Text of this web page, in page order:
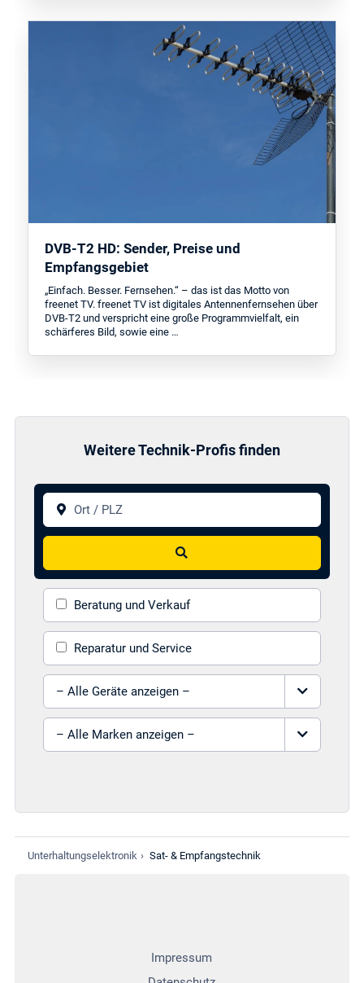
DVB-T2 HD: Sender, Preise und
Empfangsgebiet
„Einfach. Besser. Fernsehen.“ – das ist das Motto von
freenet TV. freenet TV ist digitales Antennenfernsehen über
DVB-T2 und verspricht eine große Programmvielfalt, ein
schärferes Bild, sowie eine …
Weitere Technik-Profis finden
Ort / PLZ
Suchen
Beratung und Verkauf
Reparatur und Service
Gerät auswählen
Marke auswählen
Unterhaltungselektronik › Sat- & Empfangstechnik
Impressum